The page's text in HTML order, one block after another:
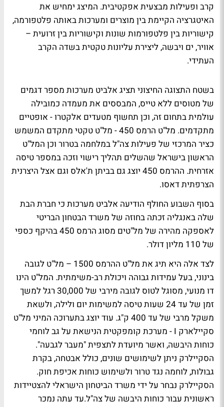
קרב ופעילות מבצעית אפקטיבית. המיצג ימחיש את
האיטגרציה הקיימת בין מוצרים ומערכות באותה פלטפורמה,
קישוריות בין פלטפורמות שונות וקישוריות בין זרועית –
אוויר, ים ויבשה, ליצירת עליונות טקטית בשדה הקרב
העתידי.
בשטח התצוגה החיצוני תציג אלביט מערכות מספר דגמים
של מטוסים ללא טייס, המבססים את מעמדה כמובילה
עולמית בתחום זה, וכן תחשוף מטעדים אלקטרו - אופטיים
מתקדמים. מל"ט הרמס 450 - מל"ט טקטי מתקדם המשמש
כציר המרכזי של פעילות צה"ל במלחמה בטרור וכן המל"ט
הראשון בישראל שהשלים תהליך רישוי וזכה במספר טיסה
אזרחית. ההרמס 450 יוצג גם בביתן ת'אלס וגם אצל היצרנית
הצרפתית דאסו.
בסוף השבוע החולף הודיעה אלביט מערכות כי חברת הבת
שלה באנגליה זכתה בחוזה של משרד הבטחון הבריטי
לאספקה מהירה של מל"טים מסוג הרמס 450 בהיקף כספי
של 110 מליון דולר.
לצד אלה היא תיג את מל"ט ההרמס 1500 – מל"ט לגובה
בינוני, בעל עמידות גבוהה ויכולת רב-משימתית. המל"ט הינו
דו מנועי, מסוגל לטוס לגובה מירבי של 30,000 רגל למשך
זמן של עד 24 שעות טיסה למשימות יום ולילה, ולשאת
משקל מרבי של עד 400 ק"ג. עוד יוצג בתערוכה המיני מל"ט
סקיילארק I - מערכת קומפקטית הנישאת על גב לוחמי
כוחות היבשה, ואשר מיועדת לתצפית "מעבר לגבעה".
הסקיילרק ניתן לשימושים שונים, כולל אבטחה, בקרת
גבולות, לוחמה נגד טרור ולשימוש כוחות אכיפת חוק.
הסקיילרק נבחר על ידי משרד הביטחון הישראלי להצטיידות
ראשונית עבור כוחות היבשה של צה"ל.עד עתה נמכר